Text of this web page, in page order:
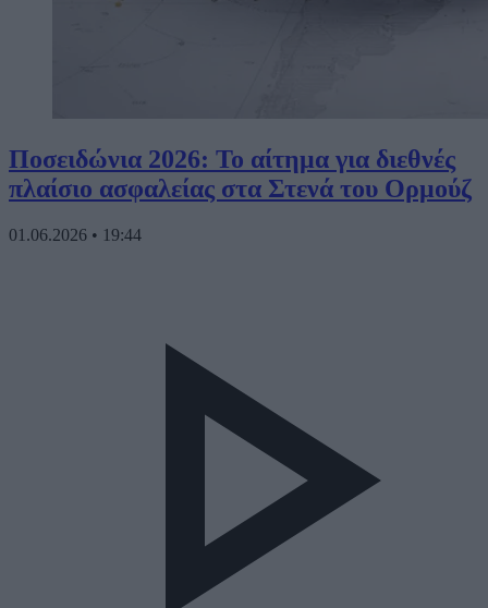
Ποσειδώνια 2026: Το αίτημα για διεθνές
πλαίσιο ασφαλείας στα Στενά του Ορμούζ
01.06.2026 • 19:44